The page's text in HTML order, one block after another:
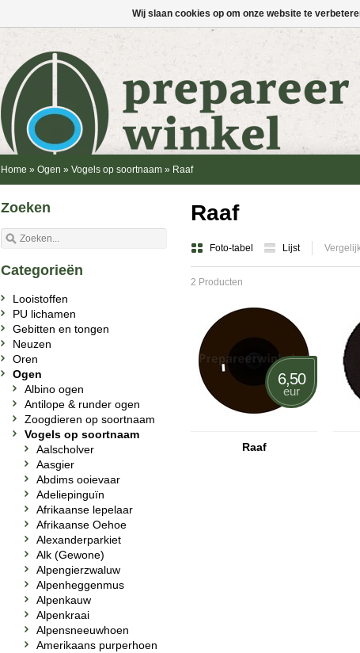
Home » Ogen » Vogels op soortnaam » Raaf
Raaf
Foto-tabel Lijst
2 Producten
6,50
eur
Raaf
Zoeken
Categorieën
Looistoffen
PU lichamen
Gebitten en tongen
Neuzen
Oren
Ogen
Albino ogen
Antilope & runder ogen
Zoogdieren op soortnaam
Vogels op soortnaam
Aalscholver
Aasgier
Abdims ooievaar
Adeliepinguïn
Afrikaanse lepelaar
Afrikaanse Oehoe
Alexanderparkiet
Alk (Gewone)
Alpengierzwaluw
Alpenheggenmus
Alpenkauw
Alpenkraai
Alpensneeuwhoen
Amerikaans purperhoen
Wij slaan cookies op om onze website te